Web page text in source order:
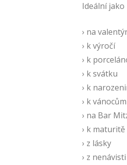
Ideální
› na
› k výročí
› k
› k svátku
› k
› k vánocům
› na Bar
› k maturitě
› z lásky
› z nenávisti